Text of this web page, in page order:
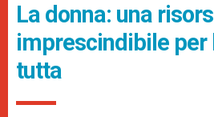
La donna: una
imprescindibile per
tutta